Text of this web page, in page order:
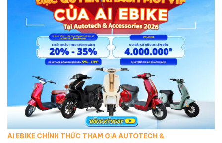
AI EBIKE CHÍNH THỨC THAM GIA AUTOTECH &